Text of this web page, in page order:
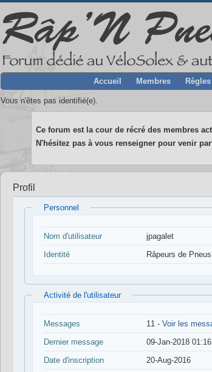
Accueil Membres Règles
Vous n'êtes pas identifié(e).
Ce forum est la cour de récré des membres
N'hésitez pas à vous renseigner pour venir
Profil
Personnel
Nom d'utilisateur
jpagalet
Identité
Râpeurs de Pneus
Activité de l'utilisateur
Messages 11 - Voir les
Dernier message
09-Jan-2018 01:16
Date d'inscription
20-Aug-2016